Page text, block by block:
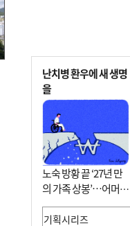
난치병 환우에 새 생명
을
노숙 방황 끝 ‘27년 만
의 가족 상봉’…어머니
와 행복 꿈꿔